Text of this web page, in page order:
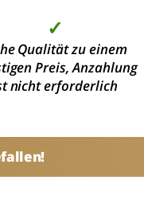
✓
Qualität zu einem
Preis, Anzahlung
nicht erforderlich